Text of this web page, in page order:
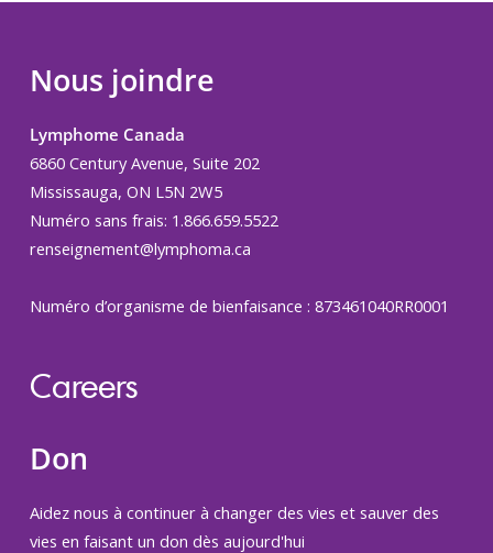
Nous joindre
Lymphome Canada
6860 Century Avenue, Suite 202
Mississauga, ON L5N 2W5
Numéro sans frais: 1.866.659.5522
renseignement@lymphoma.ca
Numéro d’organisme de bienfaisance : 873461040RR0001
Careers
Don
Aidez nous à continuer à changer des vies et sauver des
vies en faisant un don dès aujourd'hui